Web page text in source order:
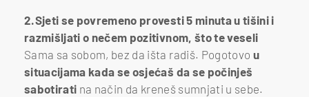
2.Sjeti se povremeno provesti 5 minuta u tišini i
razmišljati o nečem pozitivnom, što te veseli
Sama sa sobom, bez da išta radiš. Pogotovo u
situacijama kada se osjećaš da se počinješ
sabotirati na način da kreneš sumnjati u sebe.